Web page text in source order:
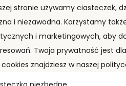
morski 6m
stronie używamy ciasteczek,
i niezawodna. Korzystamy
i marketingowych, aby
Twoja prywatność jest
cookies znajdziesz w naszej